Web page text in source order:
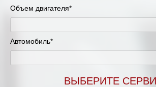
Объем двигателя*
Автомобиль*
ВЫБЕРИТЕ